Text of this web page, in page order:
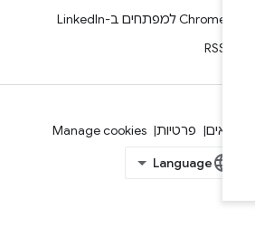
Chrome למפתחים ב-LinkedIn
פרטיות Manage cookies